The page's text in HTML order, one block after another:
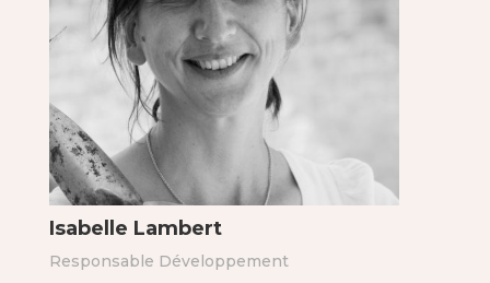
Isabelle Lambert
Responsable Développement